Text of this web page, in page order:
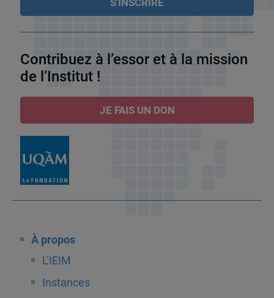
Contribuez à l’essor et à la mission
de l’Institut !
JE FAIS UN DON
À propos
L’IEIM
Instances